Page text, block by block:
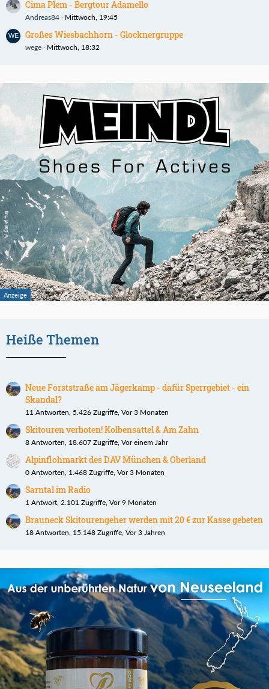
Cima Plem - Bergtour Adamello
Andreas84 Mittwoch, 19:45
Großes Wiesbachhorn - Glocknergruppe
wege Mittwoch, 18:32
Heiße Themen
Neue Forststraße am Jägerkamp - dafür Sperrgebiet - ein
Skandal?
11 Antworten, 5.426 Zugriffe, Vor 3 Monaten
Skitouren verboten! Kolbensattel & Am Zahn
8 Antworten, 18.607 Zugriffe, Vor einem Jahr
Alpinflohmarkt des DAV München & Oberland
0 Antworten, 1.468 Zugriffe, Vor 3 Monaten
Sarntal im Radio
1 Antwort, 2.101 Zugriffe, Vor 9 Monaten
Brauneck Skitourengeher werden mit 20 € zur Kasse gebeten
18 Antworten, 15.148 Zugriffe, Vor 3 Jahren